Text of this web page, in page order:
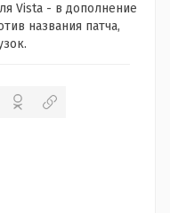
Vista - в дополнение
названия патча,